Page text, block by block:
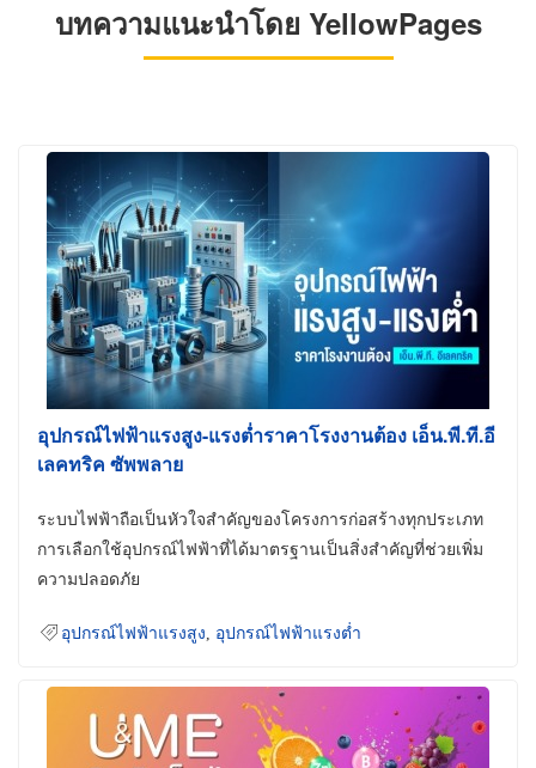
บทความแนะนำโดย YellowPages
อุปกรณ์ไฟฟ้าแรงสูง-แรงต่ำราคาโรงงานต้อง เอ็น.พี.ที.อี
เลคทริค ซัพพลาย
ระบบไฟฟ้าถือเป็นหัวใจสำคัญของโครงการก่อสร้างทุกประเภท
การเลือกใช้อุปกรณ์ไฟฟ้าที่ได้มาตรฐานเป็นสิ่งสำคัญที่ช่วยเพิ่ม
ความปลอดภัย
อุปกรณ์ไฟฟ้าแรงสูง อุปกรณ์ไฟฟ้าแรงต่ำ